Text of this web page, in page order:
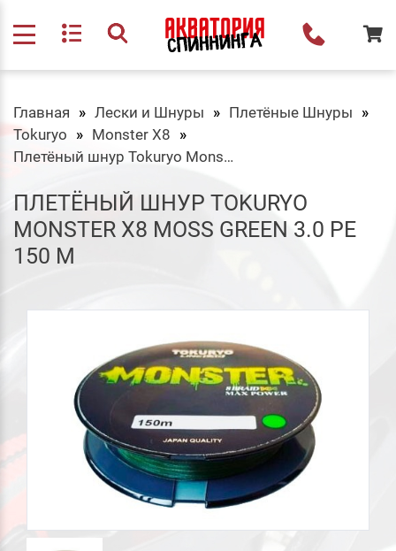
Главная Лески и Шнуры
Плетёные Шнуры
Tokuryo
Monster X8
Плетёный шнур Tokuryo Monster X8 Moss Green 3.0 PE 150 m
ПЛЕТЁНЫЙ ШНУР TOKURYO
MONSTER X8 MOSS GREEN 3.0 PE
150 M